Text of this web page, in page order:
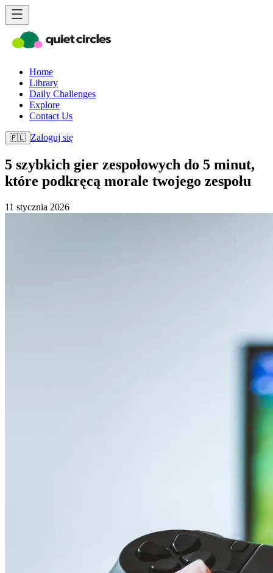
Home
Library
Daily Challenges
Explore
Contact Us
🇵🇱 Zaloguj się
5 szybkich gier zespołowych do 5 minut,
które podkręcą morale twojego zespołu
11 stycznia 2026